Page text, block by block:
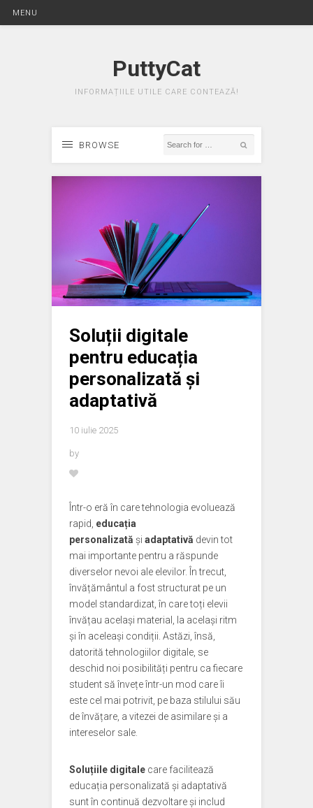
MENU
PuttyCat
INFORMAȚIILE UTILE CARE CONTEAZĂ!
BROWSE
Soluții digitale
pentru educația
personalizată și
adaptativă
10 iulie 2025
by
Într-o eră în care tehnologia evoluează
rapid, educația
personalizată și adaptativă devin tot
mai importante pentru a răspunde
diverselor nevoi ale elevilor. În trecut,
învățământul a fost structurat pe un
model standardizat, în care toți elevii
învățau același material, la același ritm
și în aceleași condiții. Astăzi, însă,
datorită tehnologiilor digitale, se
deschid noi posibilități pentru ca fiecare
student să învețe într-un mod care îi
este cel mai potrivit, pe baza stilului său
de învățare, a vitezei de asimilare și a
intereselor sale.
Soluțiile digitale care facilitează
educația personalizată și adaptativă
sunt în continuă dezvoltare și includ